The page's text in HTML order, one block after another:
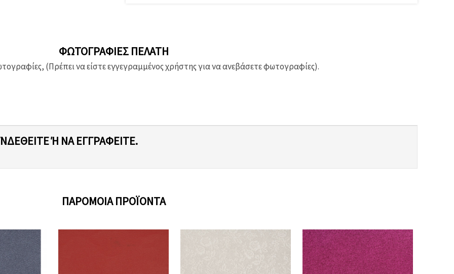
ΦΩΤΟΓΡΑΦΊΕΣ ΠΕΛΆΤΗ
(Πρέπει να είστε εγγεγραμμένος χρήστης για να ανεβάσετε φωτογραφίες).
Ή ΝΑ ΕΓΓΡΑΦΕΊΤΕ.
ΠΑΡΌΜΟΙΑ ΠΡΟΪΌΝΤΑ